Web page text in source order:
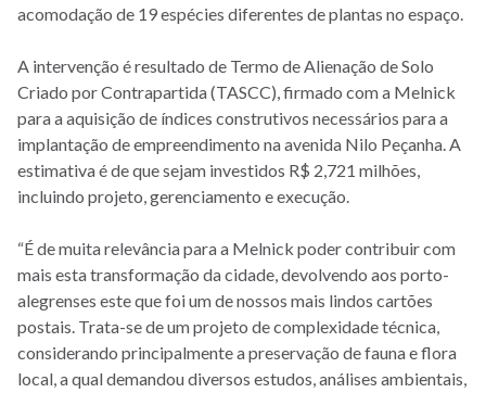
acomodação de 19 espécies diferentes de plantas no espaço.
A intervenção é resultado de Termo de Alienação de Solo
Criado por Contrapartida (TASCC), firmado com a Melnick
para a aquisição de índices construtivos necessários para a
implantação de empreendimento na avenida Nilo Peçanha. A
estimativa é de que sejam investidos R$ 2,721 milhões,
incluindo projeto, gerenciamento e execução.
“É de muita relevância para a Melnick poder contribuir com
mais esta transformação da cidade, devolvendo aos porto-
alegrenses este que foi um de nossos mais lindos cartões
postais. Trata-se de um projeto de complexidade técnica,
considerando principalmente a preservação de fauna e flora
local, a qual demandou diversos estudos, análises ambientais,